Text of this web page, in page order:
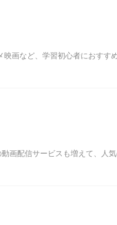
画など、学習初心者におすす
画配信サービスも増えて、人